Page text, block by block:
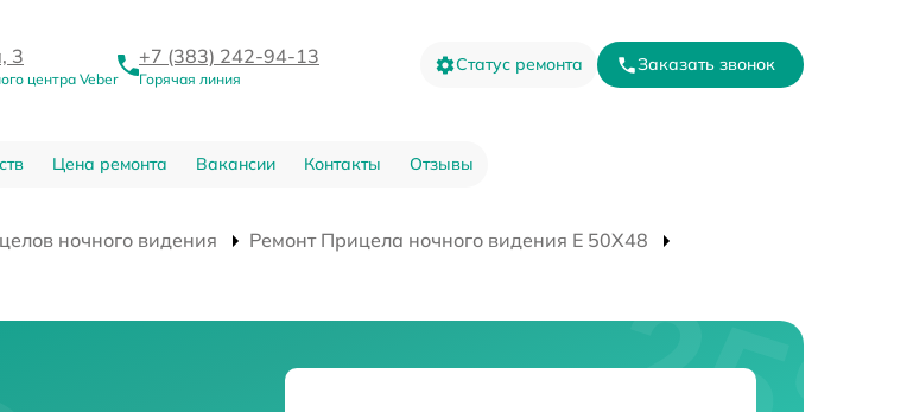
3
центра Veber
+7 (383) 242-94-13
Горячая линия
Статус ремонта Заказать звонок
Цена ремонта Вакансии Контакты Отзывы
ночного видения
Ремонт Прицела ночного видения E 50X48